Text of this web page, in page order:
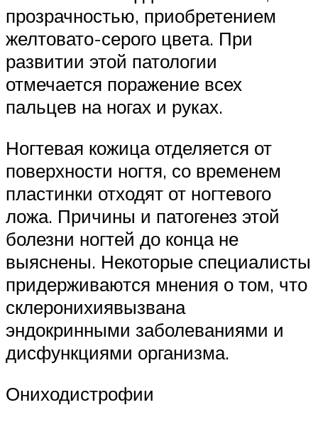
прозрачностью, приобретением
желтовато-серого цвета. При
развитии этой патологии
отмечается поражение всех
пальцев на ногах и руках.
Ногтевая кожица отделяется от
поверхности ногтя, со временем
пластинки отходят от ногтевого
ложа. Причины и патогенез этой
болезни ногтей до конца не
выяснены. Некоторые специалисты
придерживаются мнения о том, что
склеронихиявызвана
эндокринными заболеваниями и
дисфункциями организма.
Ониходистрофии